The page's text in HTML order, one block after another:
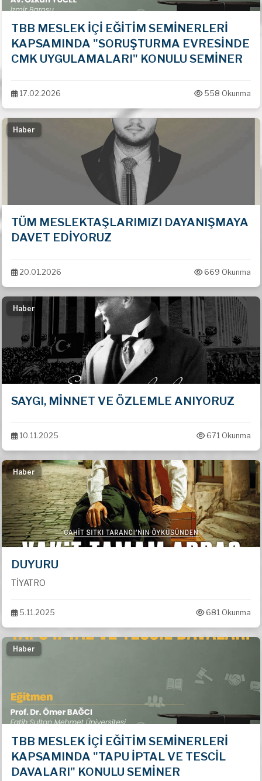
TBB MESLEK İÇİ EĞİTİM SEMİNERLERİ
KAPSAMINDA "SORUŞTURMA EVRESİNDE
CMK UYGULAMALARI" KONULU SEMİNER
17.02.2026 558 Okunma
Haber
TÜM MESLEKTAŞLARIMIZI DAYANIŞMAYA
DAVET EDİYORUZ
20.01.2026 669 Okunma
Haber
SAYGI, MİNNET VE ÖZLEMLE ANIYORUZ
10.11.2025 671 Okunma
Haber
DUYURU
TİYATRO
5.11.2025 681 Okunma
Haber
TBB MESLEK İÇİ EĞİTİM SEMİNERLERİ
KAPSAMINDA "TAPU İPTAL VE TESCİL
DAVALARI" KONULU SEMİNER